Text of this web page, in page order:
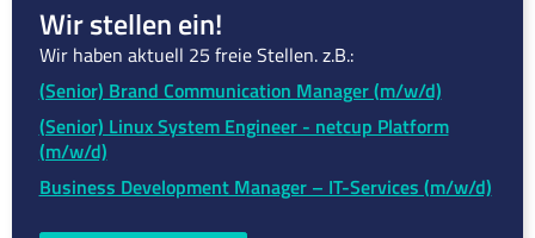
Wir stellen ein!
Wir haben aktuell 25 freie Stellen. z.B.:
(Senior) Brand Communication Manager (m/w/d)
(Senior) Linux System Engineer - netcup Platform
(m/w/d)
Business Development Manager – IT-Services (m/w/d)